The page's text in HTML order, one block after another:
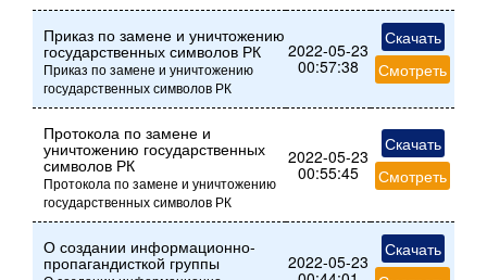
Приказ по замене и уничтожению
государственных символов РК
Приказ по замене и уничтожению
государственных символов РК
2022-05-23
00:57:38
Скачать
Смотреть
Протокола по замене и
уничтожению государственных
символов РК
Протокола по замене и уничтожению
государственных символов РК
2022-05-23
00:55:45
Скачать
Смотреть
О создании информационно-
пропагандисткой группы 2022-05-23
Скачать